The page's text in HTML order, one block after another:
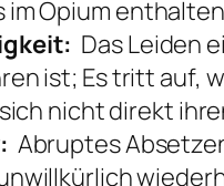
im Opium
Das Leiden
ist; Es tritt auf,
nicht direkt
Abruptes